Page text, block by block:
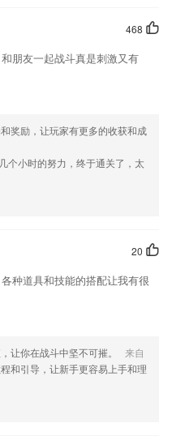
欢这款软件，您可以到应用商
帮助我们更好的对产品进行优化
468
朋友一起战斗真是刺激又有
奖励，让玩家有更多的收获和成
个小时的努力，终于通关了，太
20
种道具和技能的搭配让我有很
让你在战斗中坚不可摧。
来自
和引导，让新手更容易上手和理